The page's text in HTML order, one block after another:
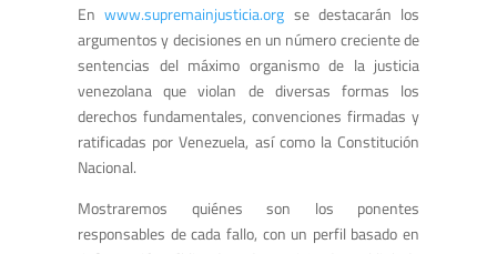
Enwww.supremainjusticia.org se destacarán los
argumentos y decisiones en un número creciente de
sentencias del máximo organismo de la justicia
venezolana que violan de diversas formas los
derechos fundamentales, convenciones firmadas y
ratificadas por Venezuela, así como la Constitución
Nacional.
Mostraremos quiénes son los ponentes
responsables de cada fallo, con un perfil basado en